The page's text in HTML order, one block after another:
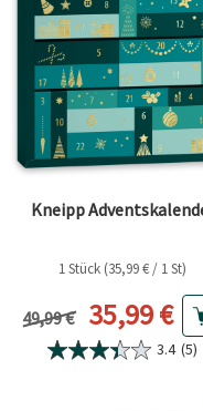
Kneipp
1 Stück (35,99 € / 1 St)
Vorheriger Preis
49,99 € Aktueller
35,99 €
3.4 (5)